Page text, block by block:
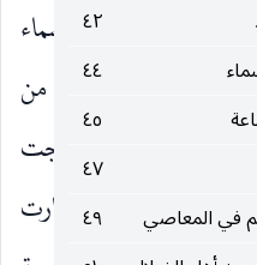
٤٢
٤٤
٤٥
٤٧
في المعاصي
٤٩
وقد نزل من السماء
به أنواع مختلفة من
إلى نحو ذلك ، ثم نضجت
ونضرة ، ثم صارت